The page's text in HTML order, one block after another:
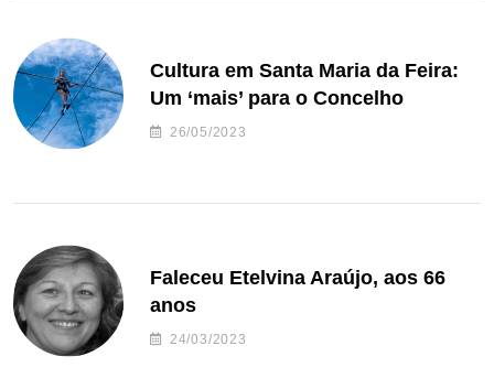
Cultura em Santa Maria da Feira:
Um ‘mais’ para o Concelho
26/05/2023
Faleceu Etelvina Araújo, aos 66
anos
24/03/2023